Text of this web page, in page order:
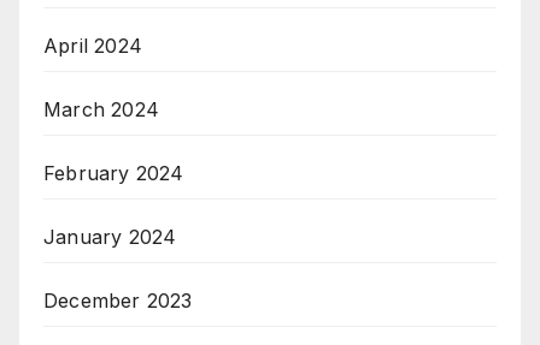
April 2024
March 2024
February 2024
January 2024
December 2023